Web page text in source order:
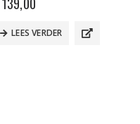
139,00
LEES VERDER